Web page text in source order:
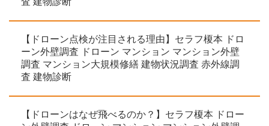
【ドローン点検が注目される理由】セラフ榎本 ドロ
ーン外壁調査 ドローン マンション マンション外壁
調査 マンション大規模修繕 建物状況調査 赤外線調
査 建物診断
【ドローンはなぜ飛べるのか？】セラフ榎本 ドロー